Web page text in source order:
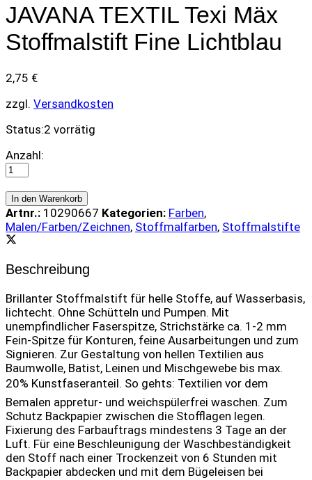
JAVANA TEXTIL Texi Mäx
Stoffmalstift Fine Lichtblau
2,75 €
zzgl. Versandkosten
Status:2 vorrätig
JAVANA
TEXTIL
Mäx
Stoffmalstift
Fine
Lichtblau
Anzahl:
In den Warenkorb
Artnr.: 10290667 Kategorien: Farben,
Malen/Farben/Zeichnen, Stoffmalfarben, Stoffmalstifte
Beschreibung
Brillanter Stoffmalstift für helle Stoffe, auf Wasserbasis,
lichtecht. Ohne Schütteln und Pumpen. Mit
unempfindlicher Faserspitze, Strichstärke ca. 1-2 mm
Fein-Spitze für Konturen, feine Ausarbeitungen und zum
Signieren. Zur Gestaltung von hellen Textilien aus
Baumwolle, Batist, Leinen und Mischgewebe bis max.
20% Kunstfaseranteil. So gehts: Textilien vor dem
Bemalen appretur- und weichspülerfrei waschen. Zum
Schutz Backpapier zwischen die Stofflagen legen.
Fixierung des Farbauftrags mindestens 3 Tage an der
Luft. Für eine Beschleunigung der Waschbeständigkeit
den Stoff nach einer Trockenzeit von 6 Stunden mit
Backpapier abdecken und mit dem Bügeleisen bei